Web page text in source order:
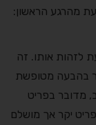
מהרגע הראשון:
לזהות אותו. זה
בהבעה מטופשת
מדובר בפריט
יקר אך מושלם